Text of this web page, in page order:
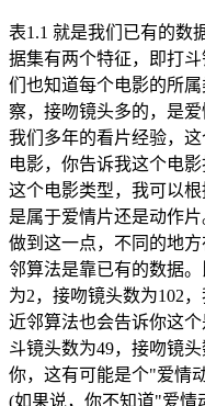
表1.1 就是我们已有的数
据集有两个特征，即打
们也知道每个电影的所
察，接吻镜头多的，是
我们多年的看片经验，
电影，你告诉我这个电
这个电影类型，我可以
是属于爱情片还是动作
做到这一点，不同的地
邻算法是靠已有的数据
为2，接吻镜头数为102
近邻算法也会告诉你这
斗镜头数为49，接吻镜
你，这有可能是个"爱情
(如果说，你不知道"爱情